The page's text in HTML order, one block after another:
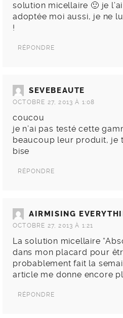
solution micellaire 🙂 je
adoptée moi aussi, je ne
!
RÉPONDRE
SEVEBEAUTE
OCTOBRE 27, 2013 À 1:08
coucou
je n’ai pas testé cette
beaucoup leur produit, je
bise
RÉPONDRE
AIRMISING
OCTOBRE 27, 2013 À 1:21
La solution micellaire
dans mon placard pour
probablement fait la
article me donne encore
RÉPONDRE